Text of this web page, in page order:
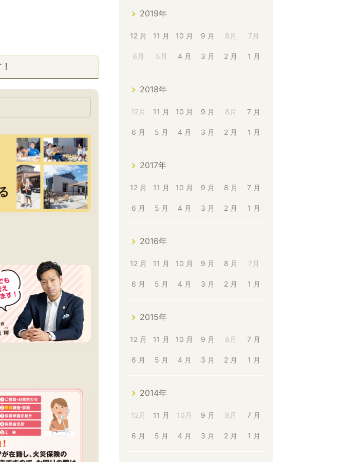
2019年
12 月 11 月 10 月 9 月 8月 7月
6月 5月 4 月 3 月 2 月 1 月
2018年
12月 11 月 10 月 9 月 8月 7 月
6 月 5 月 4 月 3 月 2 月 1 月
2017年
12 月 11 月 10 月 9 月 8 月 7 月
6 月 5 月 4 月 3 月 2 月 1 月
2016年
12 月 11 月 10 月 9 月 8 月 7月
6 月 5 月 4 月 3 月 2 月 1 月
2015年
12 月 11 月 10 月 9 月 8月 7 月
6 月 5 月 4 月 3 月 2 月 1 月
2014年
12月 11 月 10月 9 月 8月 7 月
6 月 5 月 4 月 3 月 2 月 1 月